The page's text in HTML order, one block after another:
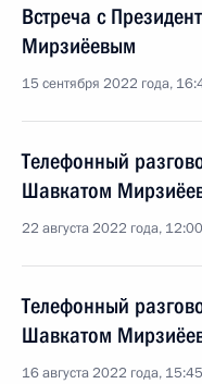
Встреча с
Мирзиёевым
15 сентября 2022 года,
Телефонный
Шавкатом
22 августа 2022 года, 12:00
Телефонный
Шавкатом
16 августа 2022 года, 15:45